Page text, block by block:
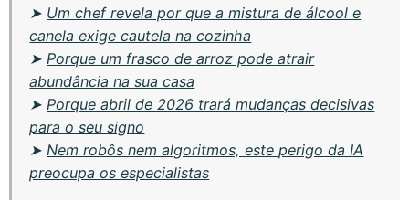
➤ Um chef revela por que a mistura de álcool e
canela exige cautela na cozinha
➤ Porque um frasco de arroz pode atrair
abundância na sua casa
➤ Porque abril de 2026 trará mudanças decisivas
para o seu signo
➤ Nem robôs nem algoritmos, este perigo da IA
preocupa os especialistas